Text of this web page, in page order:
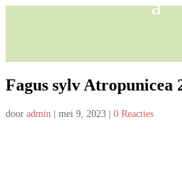
Fagus sylv Atropunicea
door admin mei 9, 2023 0 Reacties